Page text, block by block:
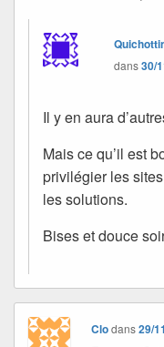
dans30/
Il y en aura
Mais ce qu’il est
privilégier les
les solutions.
Bises et douce
Clodans29/